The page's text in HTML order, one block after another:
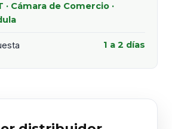
· Cámara de Comercio ·
1 a 2 días